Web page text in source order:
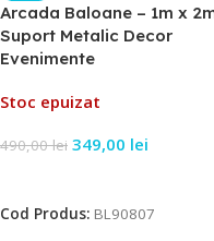
Arcada Baloane – 1m x
Suport Metalic Decor
Evenimente
Stoc epuizat
490,00lei 349,00 lei
Cod Produs: BL90807